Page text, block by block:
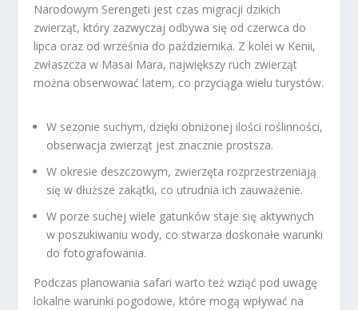
Narodowym Serengeti jest czas migracji dzikich
zwierząt, który zazwyczaj odbywa się od czerwca do
lipca oraz od września do października. Z kolei w Kenii,
zwłaszcza w Masai Mara, największy ruch zwierząt
można obserwować latem, co przyciąga wielu turystów.
W sezonie suchym, dzięki obniżonej ilości roślinności,
obserwacja zwierząt jest znacznie prostsza.
W okresie deszczowym, zwierzęta rozprzestrzeniają
się w dłuższe zakątki, co utrudnia ich zauważenie.
W porze suchej wiele gatunków staje się aktywnych
w poszukiwaniu wody, co stwarza doskonałe warunki
do fotografowania.
Podczas planowania safari warto też wziąć pod uwagę
lokalne warunki pogodowe, które mogą wpływać na